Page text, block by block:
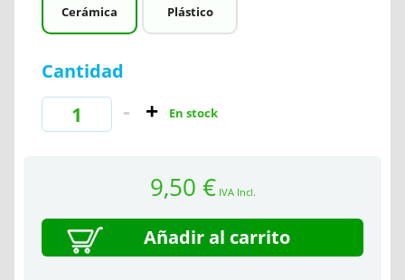
Cerámica Plástico
Cantidad
En stock
9,50 €IVA Incl.
Añadir al carrito